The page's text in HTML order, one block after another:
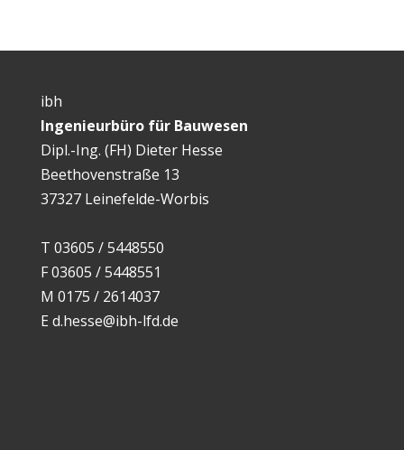
ibh
Ingenieurbüro für Bauwesen
Dipl.-Ing. (FH) Dieter Hesse
Beethovenstraße 13
37327 Leinefelde-Worbis
T 03605 / 5448550
F03605 / 5448551
M 0175 / 2614037
E d.hesse@ibh-lfd.de